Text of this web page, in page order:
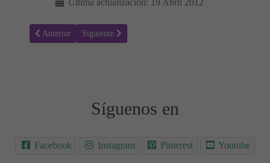
Artículo anterior: Los tres viejitos - De tú a tú
Anterior Artículo siguiente: Tengo todo el tiempo del universo
Siguiente
Síguenos en
Facebook Instagram Pinterest Youtube